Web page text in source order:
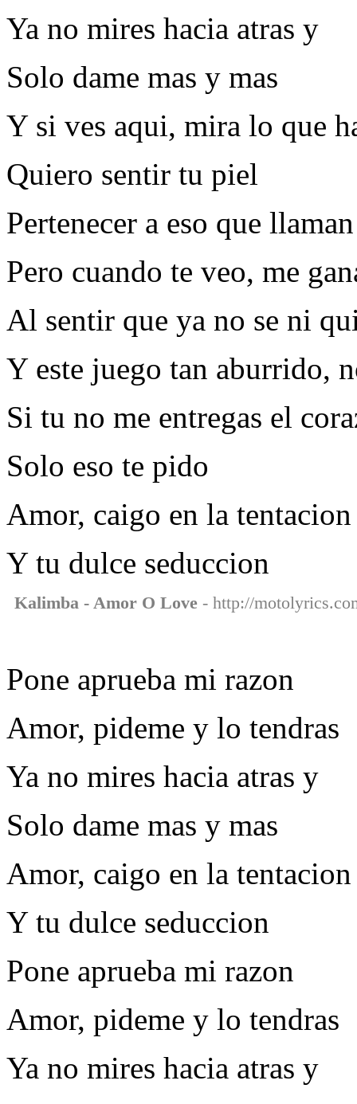
Ya no mires hacia atras y
Solo dame mas y mas
Y si ves aqui, mira lo que
Quiero sentir tu piel
Pertenecer a eso que
Pero cuando te veo, me
Al sentir que ya no se ni
Y este juego tan aburrido,
Si tu no me entregas el
Solo eso te pido
Amor, caigo en la tentacion
Y tu dulce seduccion
Kalimba - Amor O Love - http://
Pone aprueba mi razon
Amor, pideme y lo tendras
Ya no mires hacia atras y
Solo dame mas y mas
Amor, caigo en la tentacion
Y tu dulce seduccion
Pone aprueba mi razon
Amor, pideme y lo tendras
Ya no mires hacia atras y